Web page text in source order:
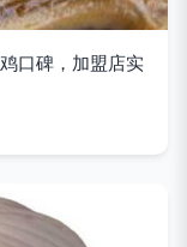
口碑，加盟店实